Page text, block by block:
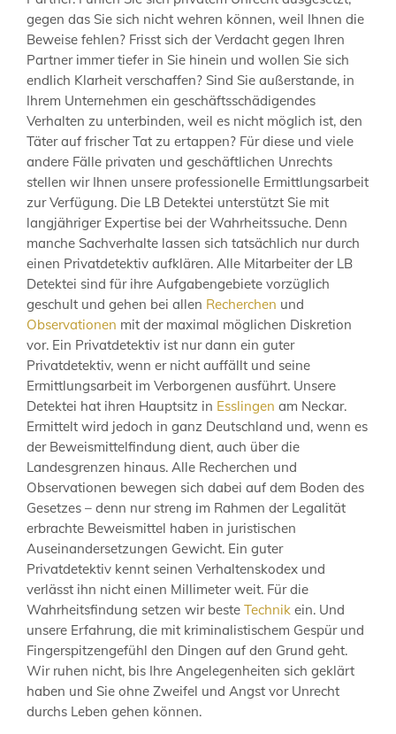
gegen das Sie sich nicht wehren können, weil Ihnen die
Beweise fehlen? Frisst sich der Verdacht gegen Ihren
Partner immer tiefer in Sie hinein und wollen Sie sich
endlich Klarheit verschaffen? Sind Sie außerstande, in
Ihrem Unternehmen ein geschäftsschädigendes
Verhalten zu unterbinden, weil es nicht möglich ist, den
Täter auf frischer Tat zu ertappen? Für diese und viele
andere Fälle privaten und geschäftlichen Unrechts
stellen wir Ihnen unsere professionelle Ermittlungsarbeit
zur Verfügung. Die LB Detektei unterstützt Sie mit
langjähriger Expertise bei der Wahrheitssuche. Denn
manche Sachverhalte lassen sich tatsächlich nur durch
einen Privatdetektiv aufklären. Alle Mitarbeiter der LB
Detektei sind für ihre Aufgabengebiete vorzüglich
geschult und gehen bei allen Recherchen und
Observationen mit der maximal möglichen Diskretion
vor. Ein Privatdetektiv ist nur dann ein guter
Privatdetektiv, wenn er nicht auffällt und seine
Ermittlungsarbeit im Verborgenen ausführt. Unsere
Detektei hat ihren Hauptsitz in Esslingen am Neckar.
Ermittelt wird jedoch in ganz Deutschland und, wenn es
der Beweismittelfindung dient, auch über die
Landesgrenzen hinaus. Alle Recherchen und
Observationen bewegen sich dabei auf dem Boden des
Gesetzes – denn nur streng im Rahmen der Legalität
erbrachte Beweismittel haben in juristischen
Auseinandersetzungen Gewicht. Ein guter
Privatdetektiv kennt seinen Verhaltenskodex und
verlässt ihn nicht einen Millimeter weit. Für die
Wahrheitsfindung setzen wir beste Technik ein. Und
unsere Erfahrung, die mit kriminalistischem Gespür und
Fingerspitzengefühl den Dingen auf den Grund geht.
Wir ruhen nicht, bis Ihre Angelegenheiten sich geklärt
haben und Sie ohne Zweifel und Angst vor Unrecht
durchs Leben gehen können.